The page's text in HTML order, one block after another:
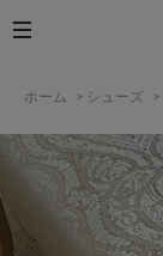
ホーム > シューズ >